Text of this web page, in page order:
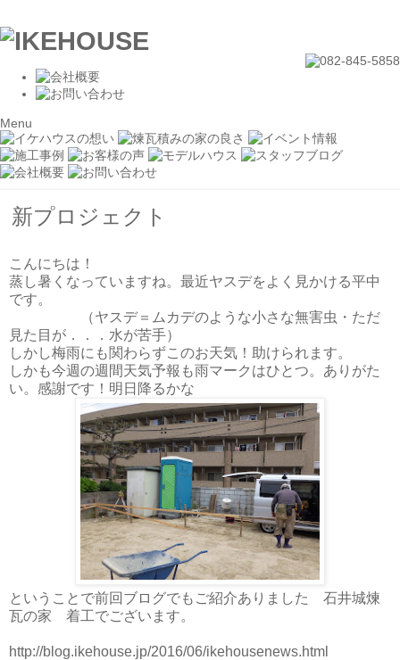
Menu
新プロジェクト
こんにちは！
蒸し暑くなっていますね。最近ヤスデをよく見かける平中
です。
（ヤスデ＝ムカデのような小さな無害虫・ただ
見た目が．．．水が苦手）
しかし梅雨にも関わらずこのお天気！助けられます。
しかも今週の週間天気予報も雨マークはひとつ。ありがた
い。感謝です！明日降るかな
ということで前回ブログでもご紹介ありました 石井城煉
瓦の家 着工でございます。
http://blog.ikehouse.jp/2016/06/ikehousenews.html